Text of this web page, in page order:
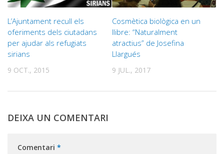
L’Ajuntament recull els
oferiments dels ciutadans
per ajudar als refugiats
sirians
9 OCT., 2015
Cosmètica biològica en un
llibre: “Naturalment
atractius” de Josefina
Llargués
9 JUL., 2017
DEIXA UN COMENTARI
Comentari *